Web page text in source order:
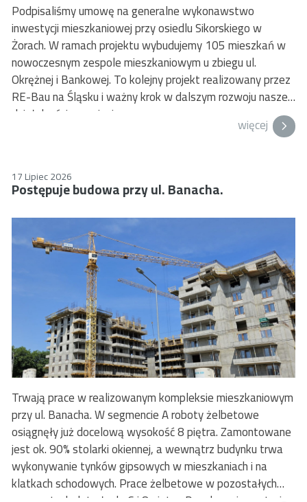
Podpisaliśmy umowę na generalne wykonawstwo
inwestycji mieszkaniowej przy osiedlu Sikorskiego w
Żorach. W ramach projektu wybudujemy 105 mieszkań w
nowoczesnym zespole mieszkaniowym u zbiegu ul.
Okrężnej i Bankowej. To kolejny projekt realizowany przez
RE-Bau na Śląsku i ważny krok w dalszym rozwoju naszej
działalności w regionie.
więcej
17 Lipiec 2026
Postępuje budowa przy ul. Banacha.
Trwają prace w realizowanym kompleksie mieszkaniowym
przy ul. Banacha. W segmencie A roboty żelbetowe
osiągnęły już docelową wysokość 8 piętra. Zamontowane
jest ok. 90% stolarki okiennej, a wewnątrz budynku trwa
wykonywanie tynków gipsowych w mieszkaniach i na
klatkach schodowych. Prace żelbetowe w pozostałych